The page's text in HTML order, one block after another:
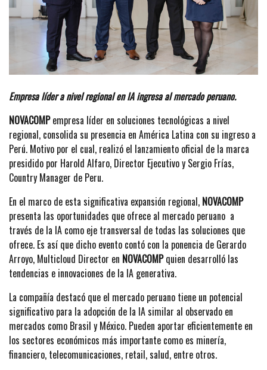
Empresa líder a nivel regional en IA ingresa al mercado peruano.
NOVACOMPempresa líder en soluciones tecnológicas a nivel
regional, consolida su presencia en América Latina con su ingreso a
Perú. Motivo por el cual, realizó el lanzamiento oficial de la marca
presidido por Harold Alfaro, Director Ejecutivo y Sergio Frías,
Country Manager de Peru.
En el marco de esta significativa expansión regional, NOVACOMP
presenta las oportunidades que ofrece al mercado peruano a
través de la IA como eje transversal de todas las soluciones que
ofrece. Es así que dicho evento contó con la ponencia de Gerardo
Arroyo, Multicloud Director en NOVACOMPquien desarrolló las
tendencias e innovaciones de la IA generativa.
La compañía destacó que el mercado peruano tiene un potencial
significativo para la adopción de la IA similar al observado en
mercados como Brasil y México. Pueden aportar eficientemente en
los sectores económicos más importante como es minería,
financiero, telecomunicaciones, retail, salud, entre otros.